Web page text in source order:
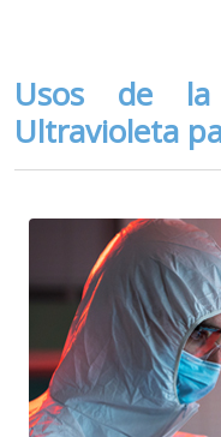
Usos de
Ultravioleta